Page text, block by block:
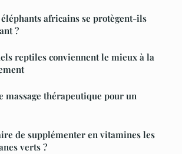
africains se protègent-ils
?
reptiles conviennent le mieux à la
massage thérapeutique pour un
de supplémenter en vitamines les
verts ?